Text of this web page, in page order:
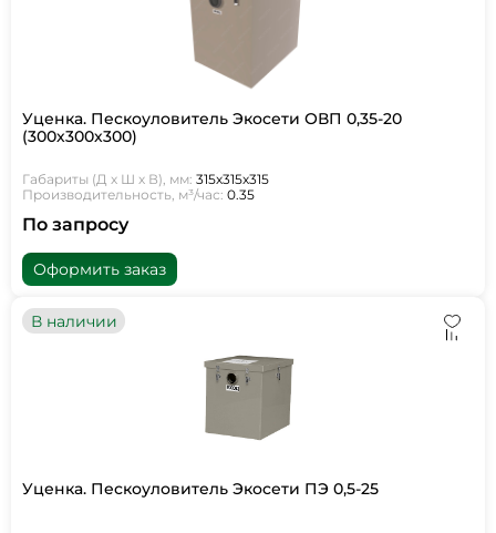
Уценка. Пескоуловитель Экосети ОВП 0,35-20
(300х300х300)
Габариты (Д х Ш х В), мм: 315х315х315
Производительность, м³/час: 0.35
По запросу
Оформить заказ
В наличии
Уценка. Пескоуловитель Экосети ПЭ 0,5-25